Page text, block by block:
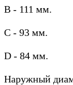
B - 111 мм.
C - 93 мм.
D - 84 мм.
Наружный